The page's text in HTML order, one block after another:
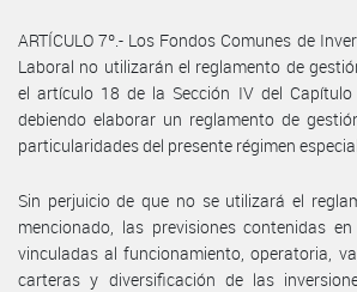
ARTÍCULO 7º.- Los Fondos Comunes de
Laboral no utilizarán el reglamento de
el artículo 18 de la Sección IV del
debiendo elaborar un reglamento de
particularidades del presente régimen especial.
Sin perjuicio de que no se utilizará el
mencionado, las previsiones contenidas
vinculadas al funcionamiento, operatoria,
carteras y diversificación de las